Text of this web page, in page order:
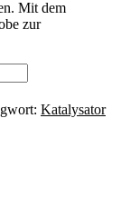
Mit dem
zur
Katalysator